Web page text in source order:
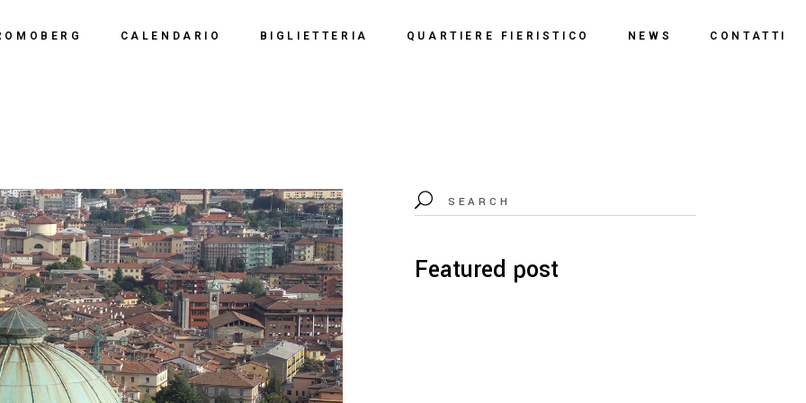
CALENDARIO
Calendario 2023
Calendario 2022
Calendario 2021
Calendario 2020
Calendario 2019
BIGLIETTERIA QUARTIERE FIERISTICO NEWS CONTATTI
Calendario 2026
Calendario 2021
Calendario 2020
Calendario 2019
Polo Espositivo
Featured post